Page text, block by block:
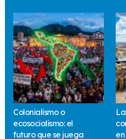
Colonialismo o
ecosocialismo: el
futuro que se juega